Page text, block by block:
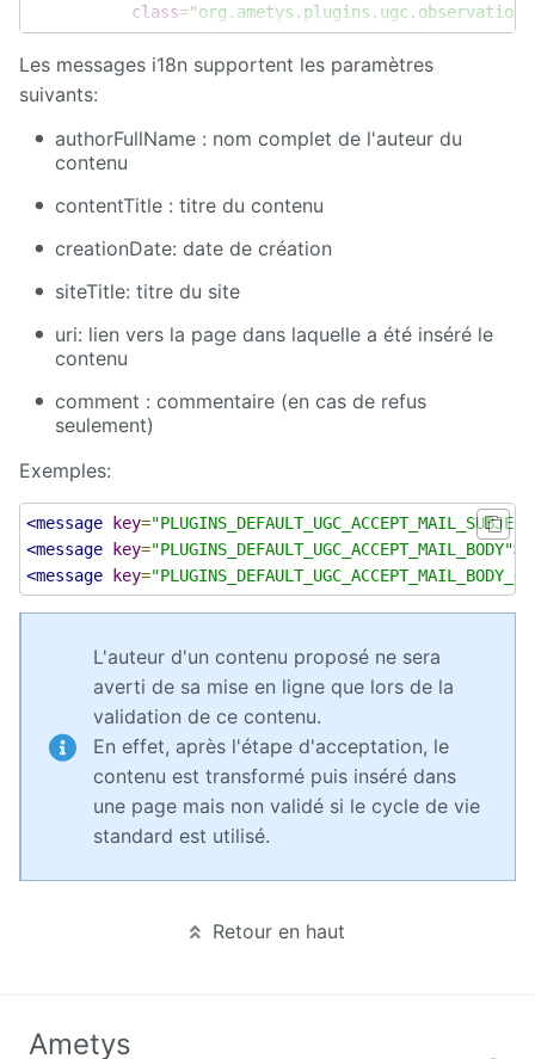
starter
Welcome
Tour
Zimbra
class=
<!-- Observer for observing content refuse -->
<mailSubjectKey>plugin.default-
<mailBodyKey>
Les messages i18n supportent les paramètres
suivants:
authorFullName : nom complet de l'auteur du
contenu
contentTitle : titre du contenu
creationDate: date de création
siteTitle: titre du site
uri: lien vers la page dans laquelle a été inséré le
contenu
comment : commentaire (en cas de refus
seulement)
Exemples:
<message key=
<message
key="PLUGINS_DEFAULT_UGC_ACCEPT_MAIL_BODY">
<message
key=
L'auteur d'un contenu proposé ne sera
averti de sa mise en ligne que lors de la
validation de ce contenu.
En effet, après l'étape d'acceptation, le
contenu est transformé puis inséré dans
une page mais non validé si le cycle de vie
standard est utilisé.
Retour en haut
Ametys